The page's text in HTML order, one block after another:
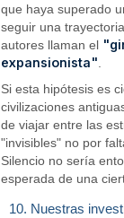
que haya superado
seguir una
autores llaman el
expansionista".
Si esta hipótesis es
civilizaciones
de viajar entre las
"invisibles" no por
Silencio no sería
esperada de una
10. Nuestras